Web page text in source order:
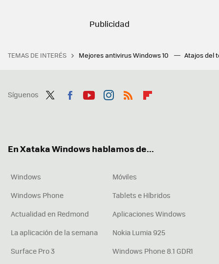
TEMAS DE INTERÉS Mejores antivirus Windows 10 Atajos del
Síguenos
En Xataka Windows hablamos de...
Windows
Móviles
Windows Phone
Tablets e Híbridos
Actualidad en Redmond
Aplicaciones Windows
La aplicación de la semana
Nokia Lumia 925
Surface Pro 3
Windows Phone 8.1 GDR1